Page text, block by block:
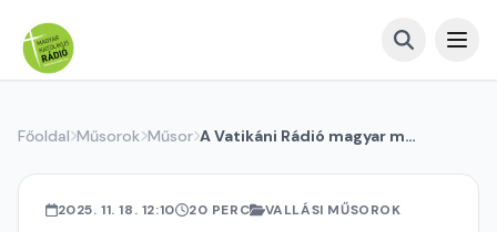
Főoldal Műsorok Műsor A Vatikáni Rádió magyar műsora
2025. 11. 18. 12:10 20 PERC VALLÁSI MŰSOROK